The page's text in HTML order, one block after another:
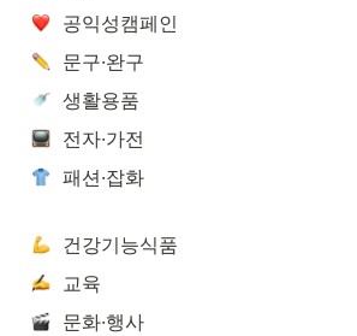
  공익성캠페인
  문구·완구
  생활용품
  전자·가전
  패션·잡화
  건강기능식품
  교육
  문화·행사